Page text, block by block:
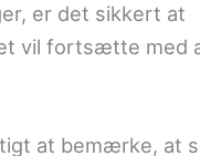
er det sikkert at
vil fortsætte med
at bemærke, at